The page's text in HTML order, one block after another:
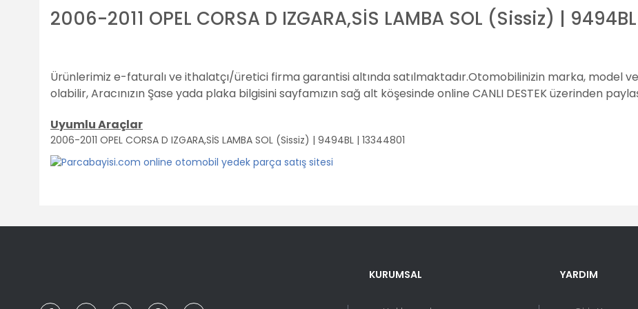
2006-2011 OPEL CORSA D IZGARA,SİS LAMBA SOL (Sissiz) |
Ürünlerimiz e-faturalı ve ithalatçı/üretici firma garantisi altında satılmaktadır.Otomobilinizin marka, model
olabilir,Aracınızın Şase yada plaka bilgisini sayfamızın sağ alt köşesinde online CANLI DESTEK üzerinden
Uyumlu Araçlar
2006-2011 OPEL CORSA D IZGARA,SİS LAMBA SOL (Sissiz) | 9494BL | 13344801
Görüş ve önerileriniz için teşekkür ederiz.
KURUMSAL YARDIM